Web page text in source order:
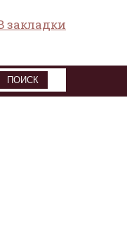
закладки
ПОИСК